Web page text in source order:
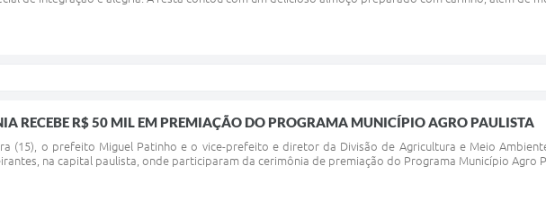
RECEBE R$ 50 MIL EM PREMIAÇÃO DO PROGRAMA MUNICÍPIO AGRO PAULISTA
(15), o prefeito Miguel Patinho e o vice-prefeito e diretor da Divisão de Agricultura e Meio
na capital paulista, onde participaram da cerimônia de premiação do Programa Município Agro